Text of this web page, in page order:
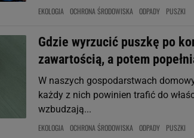
EKOLOGIA OCHRONA ŚRODOWISKA ODPADY PUSZKI
Gdzie wyrzucić puszkę po
zawartością, a potem
W naszych gospodarstwach
każdy z nich powinien trafić do
wzbudzają...
EKOLOGIA OCHRONA ŚRODOWISKA ODPADY PUSZKI